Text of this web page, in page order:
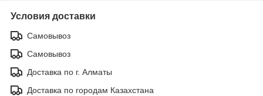
Условия доставки
Самовывоз
Самовывоз
Доставка по г. Алматы
Доставка по городам Казахстана